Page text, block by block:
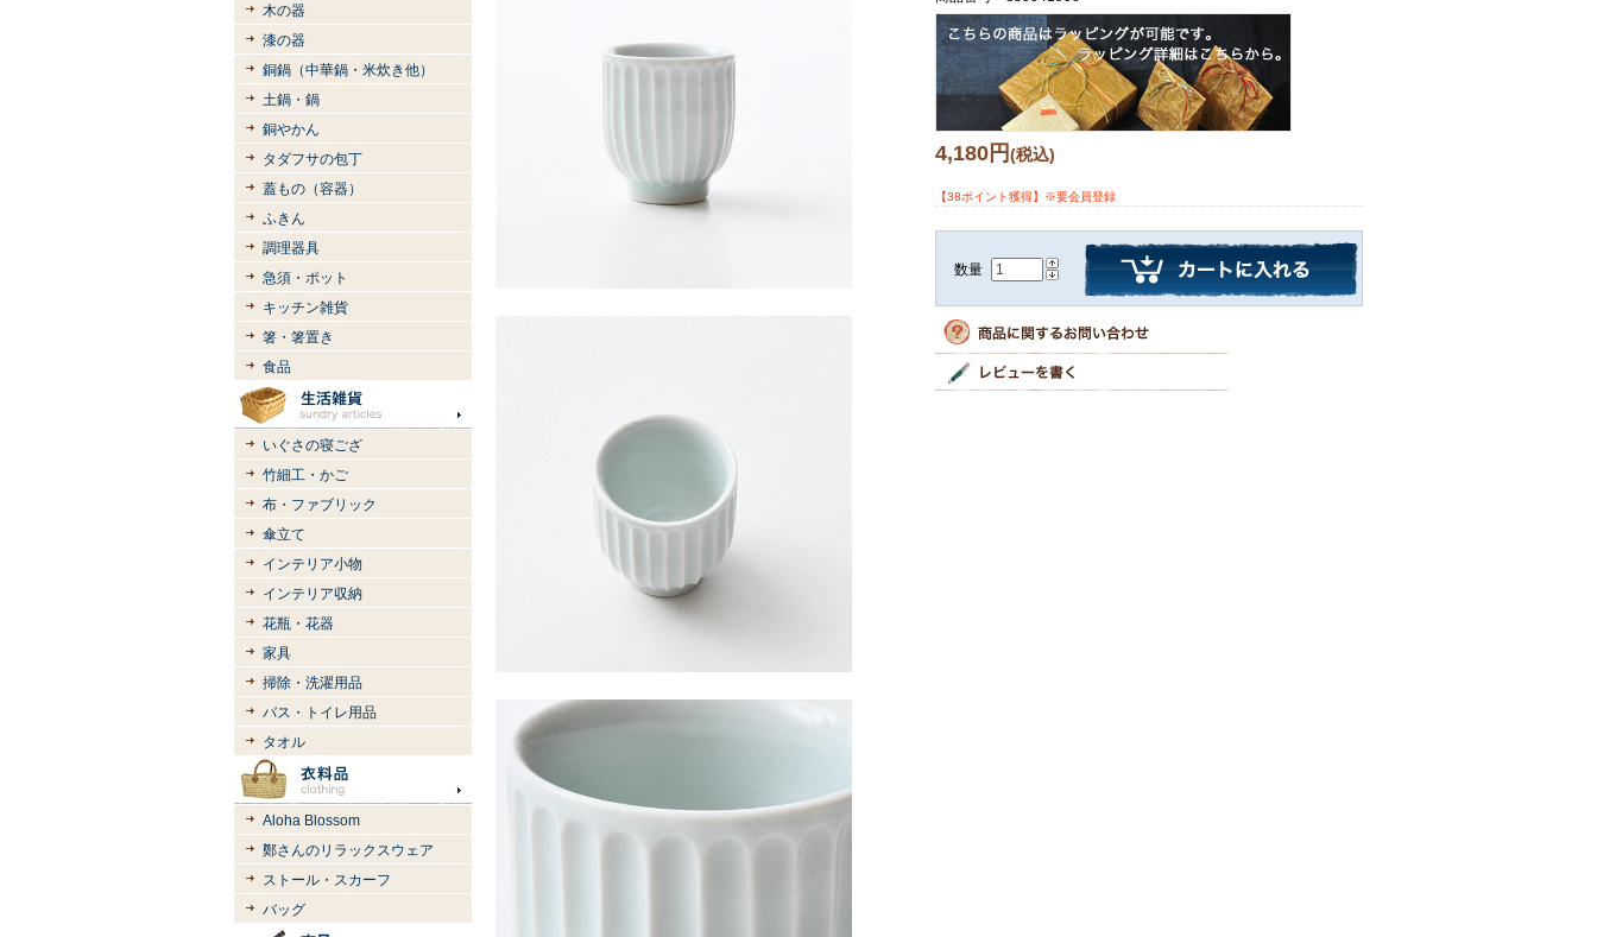
木の器
漆の器
銅鍋（中華鍋・米炊き他）
土鍋・鍋
銅やかん
タダフサの包丁
蓋もの（容器）
ふきん
調理器具
急須・ポット
キッチン雑貨
箸・箸置き
食品
いぐさの寝ござ
竹細工・かご
布・ファブリック
傘立て
インテリア小物
インテリア収納
花瓶・花器
家具
掃除・洗濯用品
バス・トイレ用品
タオル
Aloha Blossom
鄭さんのリラックスウェア
ストール・スカーフ
バッグ
4,180円(税込)
【38ポイント獲得】※要会員登録
数量